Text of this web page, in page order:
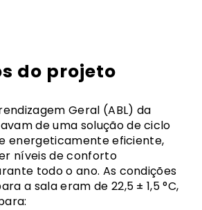
do projeto
Geral (ABL) da
de uma solução de ciclo
energeticamente eficiente,
níveis de conforto
todo o ano. As condições
a sala eram de 22,5 ± 1,5 °C,